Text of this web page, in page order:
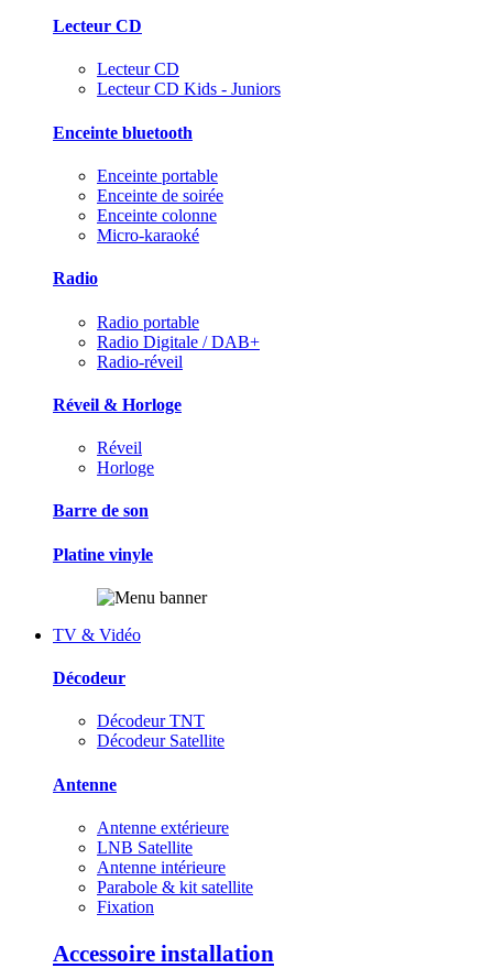
Lecteur CD
Lecteur CD
Lecteur CD Kids - Juniors
Enceinte bluetooth
Enceinte portable
Enceinte de soirée
Enceinte colonne
Micro-karaoké
Radio
Radio portable
Radio Digitale / DAB+
Radio-réveil
Réveil & Horloge
Réveil
Horloge
Barre de son
Platine vinyle
TV & Vidéo
Décodeur
Décodeur TNT
Décodeur Satellite
Antenne
Antenne extérieure
LNB Satellite
Antenne intérieure
Parabole & kit satellite
Fixation
Accessoire installation